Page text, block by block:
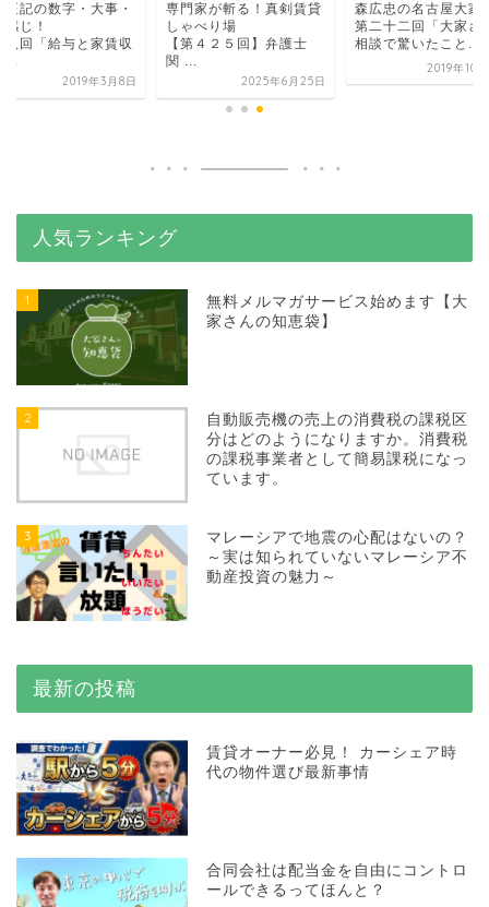
正記の数字・大事・
じ！
八回「給与と家賃収
...
2019年3月8日
専門家が斬る！真剣賃貸
しゃべり場
【第４２５回】弁護士
関 ...
2025年6月25日
森広忠の名古屋大家
第二十二回「大家さ
相談で驚いたこと...
2019年10
人気ランキング
1
無料メルマガサービス始めます【大
家さんの知恵袋】
2
自動販売機の売上の消費税の課税区
分はどのようになりますか。消費税
の課税事業者として簡易課税になっ
ています。
3
マレーシアで地震の心配はないの？
～実は知られていないマレーシア不
動産投資の魅力～
最新の投稿
賃貸オーナー必見！ カーシェア時
代の物件選び最新事情
合同会社は配当金を自由にコントロ
ールできるってほんと？